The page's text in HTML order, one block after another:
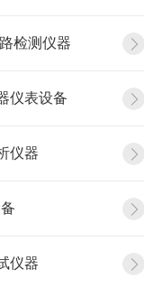
检测仪器
仪表设备
仪器
仪器